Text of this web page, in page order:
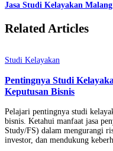
Jasa Studi Kelayakan Malang
Related Articles